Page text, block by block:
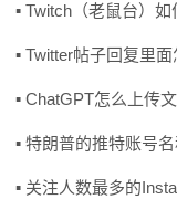
▪ Twitch（老鼠台）如
▪ Twitter帖子回复里面
▪ ChatGPT怎么上传
▪ 特朗普的推特账号名
▪ 关注人数最多的